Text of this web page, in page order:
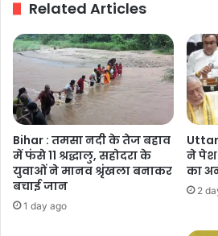
Related Articles
Bihar : तमसा नदी के तेज बहाव
में फंसे 11 श्रद्धालु, सहोदरा के
युवाओं ने मानव श्रृंखला बनाकर
बचाई जान
1 day ago
ने पेश
का
2